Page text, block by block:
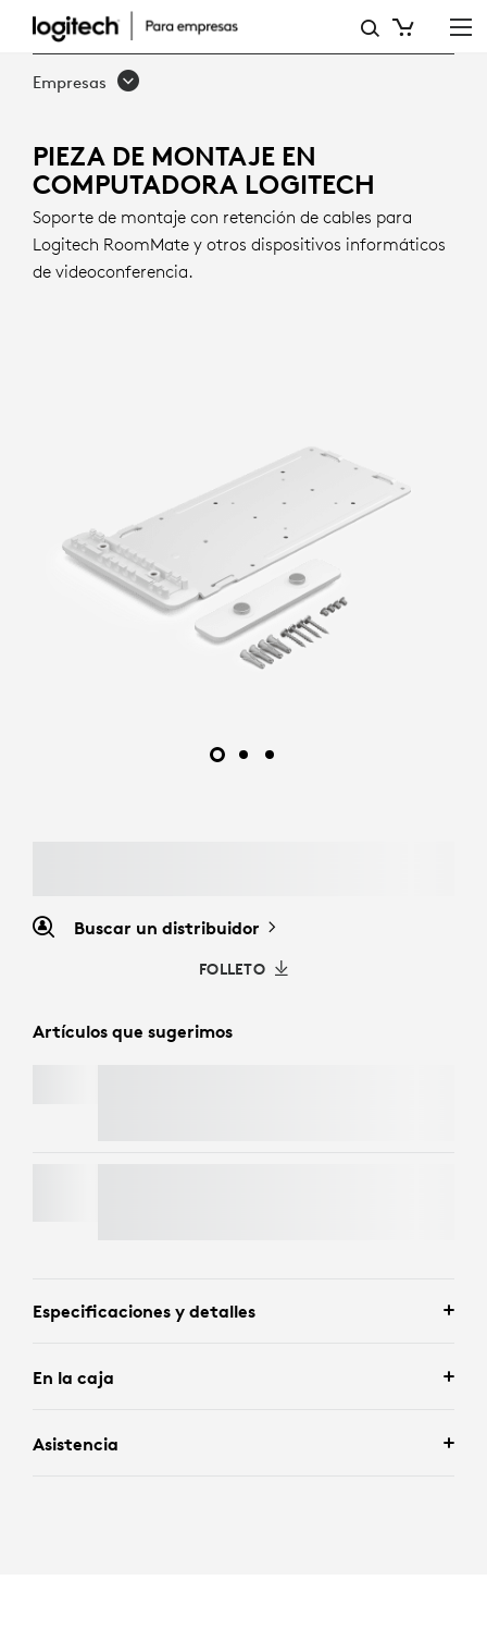
PIEZA
DE
EN
COMPUTADORA
Empresas
PIEZA DE MONTAJE EN
COMPUTADORA LOGITECH
Soporte de montaje con retención de cables para
Logitech RoomMate y otros dispositivos informáticos
de videoconferencia.
Buscar un distribuidor
FOLLETO
Artículos que sugerimos
Especificaciones y detalles
En la caja
Asistencia